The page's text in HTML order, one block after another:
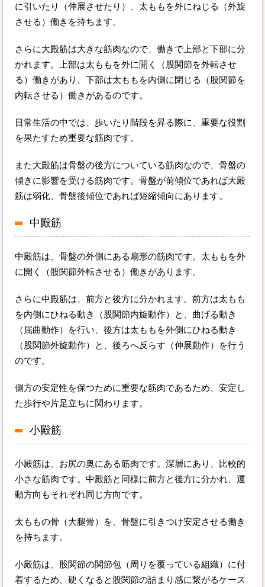
に引いたり（伸展させたり）、太ももを外にねじる（外旋
させる）働きを持ちます。
さらに大殿筋は大きな筋肉なので、働きで上部と下部に分
かれます。上部は太ももを外に開く（股関節を外転させ
る）働きがあり、下部は太ももを内側に閉じる（股関節を
内転させる）働きがあるのです。
日常生活の中では、歩いたり階段を昇る際に、重要な役割
を果たすため重要な筋肉です。
また大殿筋は骨盤の後方についている筋肉なので、骨盤の
傾きに影響を受ける筋肉です。骨盤が前傾位であれば大殿
筋は弱化、骨盤後傾位であれば短縮傾向にあります。
中殿筋
中殿筋は、骨盤の外側にある扇形の筋肉です。太ももを外
に開く（股関節外転させる）働きがあります。
さらに中殿筋は、前方と後方に分かれます。前方は太もも
を内側にひねる動き（股関節内旋動作）と、曲げる動き
（屈曲動作）を行い、後方は太ももを外側にひねる動き
（股関節外旋動作）と、後ろへ反らす（伸展動作）を行う
のです。
側方の安定性を保つために重要な筋肉であるため、安定し
た歩行や片足立ちに関わります。
小殿筋
小殿筋は、お尻の奥にある筋肉です。深層にあり、比較的
小さな筋肉です。中殿筋と同様に前方と後方に分かれ、運
動方向もそれぞれ同じ方向です。
太ももの骨（大腿骨）を、骨盤に引きつけ安定させる働き
を持ちます。
小殿筋は、股関節の関節包（周りを覆っている組織）に付
着するため、硬くなると股関節の詰まり感に繋がるケース